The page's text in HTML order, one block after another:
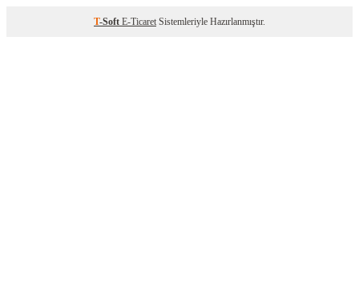
T-Soft E-Ticaret Sistemleriyle Hazırlanmıştır.